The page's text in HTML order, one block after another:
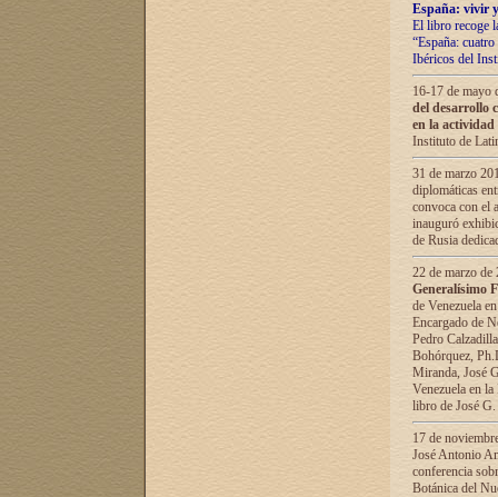
España: vivir
El libro recoge
“España:
Ibéricos del
16-17 de mayo
del desarrollo
en la
Instituto de
31 de marzo
diplomáticas
convoca con el
inauguró
de Rusia
22 de marzo
Generalísimo
de Venezuela
Encargado de
Pedro
Bohórquez,
Miranda, José
Venezuela en
libro de José
17 de
José Antonio
conferencia
Botánica del